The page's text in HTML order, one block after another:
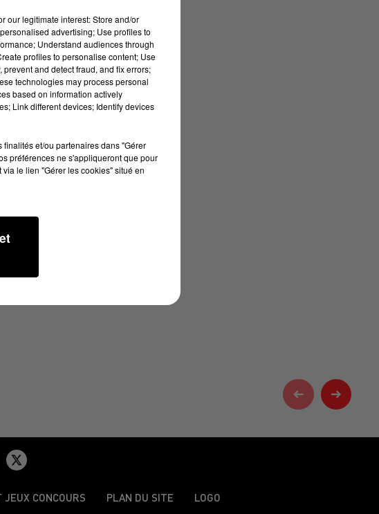
CONCOURS PLAN DU SITE LOGO
our legitimate interest: Store and/or
advertising; Use profiles to
Understand audiences through
profiles to personalise content; Use
and detect fraud, and fix errors;
technologies may process personal
based on information actively
Link different devices; Identify devices
et/ou partenaires dans "Gérer
préférences ne s'appliqueront que pour
le lien "Gérer les cookies" situé en